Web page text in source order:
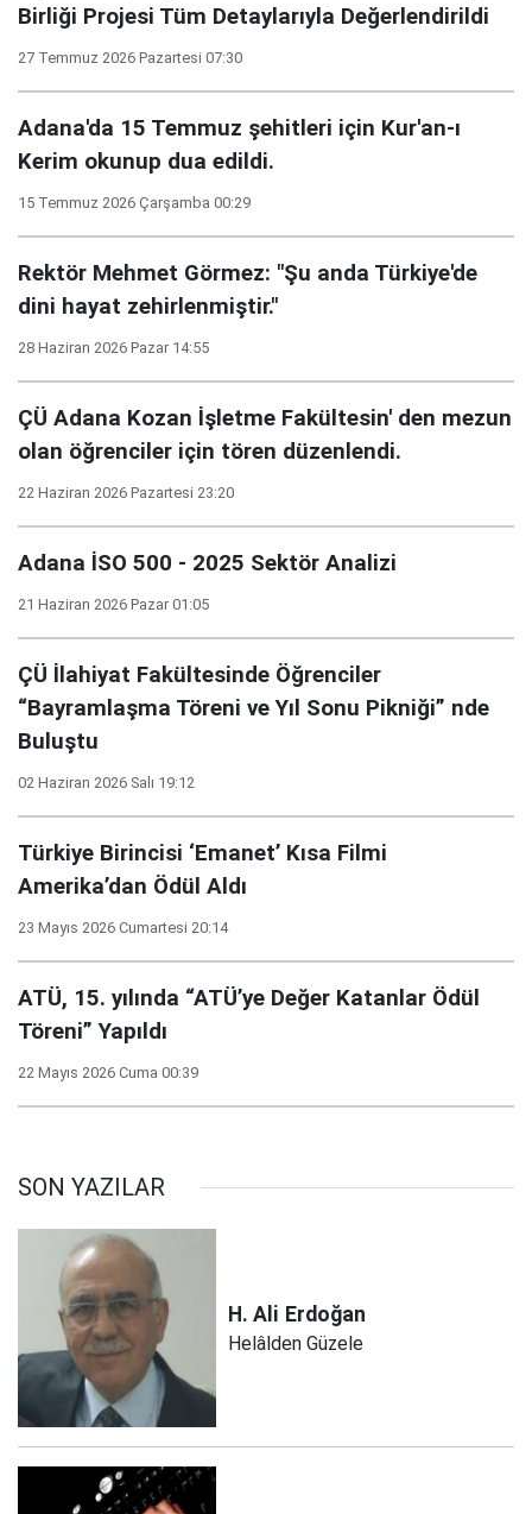
Birliği Projesi Tüm Detaylarıyla Değerlendirildi
27 Temmuz 2026 Pazartesi 07:30
Adana'da 15 Temmuz şehitleri için Kur'an-ı
Kerim okunup dua edildi.
15 Temmuz 2026 Çarşamba 00:29
Rektör Mehmet Görmez: "Şu anda Türkiye'de
dini hayat zehirlenmiştir."
28 Haziran 2026 Pazar 14:55
ÇÜ Adana Kozan İşletme Fakültesin' den mezun
olan öğrenciler için tören düzenlendi.
22 Haziran 2026 Pazartesi 23:20
Adana İSO 500 - 2025 Sektör Analizi
21 Haziran 2026 Pazar 01:05
ÇÜ İlahiyat Fakültesinde Öğrenciler
“Bayramlaşma Töreni ve Yıl Sonu Pikniği” nde
Buluştu
02 Haziran 2026 Salı 19:12
Türkiye Birincisi ‘Emanet’ Kısa Filmi
Amerika’dan Ödül Aldı
23 Mayıs 2026 Cumartesi 20:14
ATÜ, 15. yılında “ATÜ’ye Değer Katanlar Ödül
Töreni” Yapıldı
22 Mayıs 2026 Cuma 00:39
SON YAZILAR
H. Ali Erdoğan
Helâlden Güzele